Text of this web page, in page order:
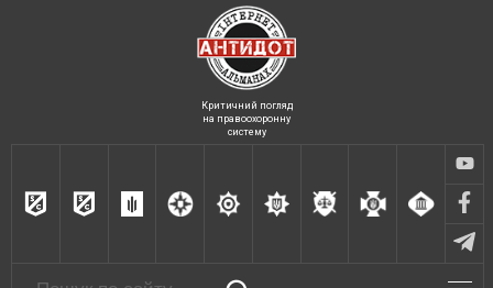
Критичний погляд
на правоохоронну
систему